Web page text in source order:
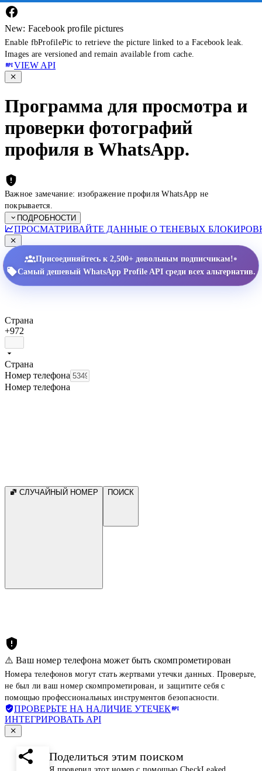
New: Facebook profile pictures
Enable fbProfilePic to retrieve the picture linked to a Facebook leak.
Images are versioned and remain available from cache.
VIEW API
Программа для просмотра и
проверки фотографий
профиля в WhatsApp.
Важное замечание: изображение профиля WhatsApp не
покрывается.
ПОДРОБНОСТИ
ПРОСМАТРИВАЙТЕ ДАННЫЕ О ТЕНЕВЫХ
Присоединяйтесь к 2,500+ довольным подписчикам!•
Самый дешевый WhatsApp Profile API среди всех альтернатив.
Страна
+972
Страна
Номер телефона
Номер телефона
СЛУЧАЙНЫЙ НОМЕР ПОИСК
⚠️ Ваш номер телефона может быть скомпрометирован
Номера телефонов могут стать жертвами утечки данных. Проверьте,
не был ли ваш номер скомпрометирован, и защитите себя с
помощью профессиональных инструментов безопасности.
ПРОВЕРЬТЕ НА НАЛИЧИЕ УТЕЧЕК
ИНТЕГРИРОВАТЬ API
Поделиться этим поиском